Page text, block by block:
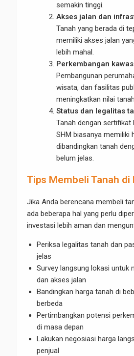
semakin tinggi.
Akses jalan dan
Tanah yang berada di
memiliki akses jalan
lebih mahal.
Perkembangan
Pembangunan
wisata, dan fasilitas
meningkatkan nilai
Status dan legalitas
Tanah dengan sertifikat
SHM biasanya memiliki
dibandingkan tanah
belum jelas.
Tips Membeli Tanah di
Jika Anda berencana membeli
ada beberapa hal yang perlu
investasi lebih aman dan
Periksa legalitas tanah dan
jelas
Survey langsung lokasi untuk
dan akses jalan
Bandingkan harga tanah di
berbeda
Pertimbangkan potensi
di masa depan
Lakukan negosiasi harga
penjual